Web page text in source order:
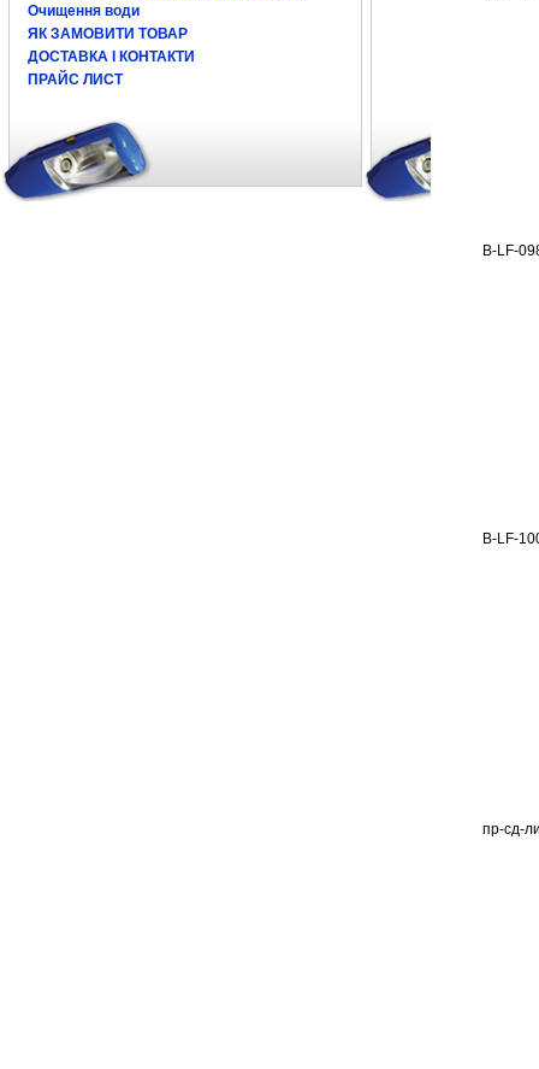
Очищення води
ЯК ЗАМОВИТИ ТОВАР
ДОСТАВКА І КОНТАКТИ
ПРАЙС ЛИСТ
В-LF-
В-LF-
пр-сд-